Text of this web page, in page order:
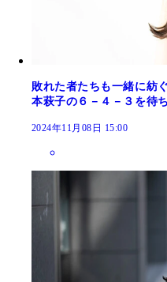
敗れた者たちも一緒に紡
本萩子の６－４－３を待
2024年11月08日 15:00